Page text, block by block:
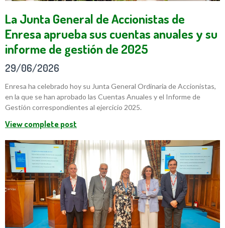
La Junta General de Accionistas de
Enresa aprueba sus cuentas anuales y su
informe de gestión de 2025
29/06/2026
Enresa ha celebrado hoy su Junta General Ordinaria de Accionistas,
en la que se han aprobado las Cuentas Anuales y el Informe de
Gestión correspondientes al ejercicio 2025.
View complete post